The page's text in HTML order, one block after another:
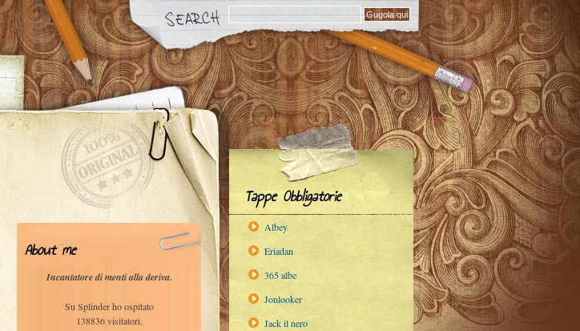
Tappe Obbligatorie
Albey
Eriadan
365 albe
Jonlooker
Jack il nero
About me
Incantatore di menti alla deriva.
Su Splinder ho ospitato
138836 visitatori.